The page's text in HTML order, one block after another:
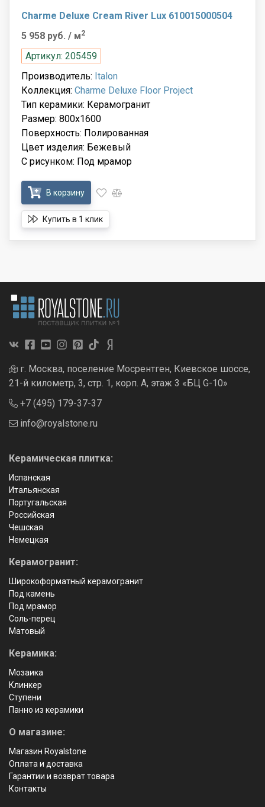
Charme Deluxe Cream River Lux 610015000504
5 958 руб. / м2
Артикул: 205459
Производитель: Italon
Коллекция: Charme Deluxe Floor Project
Тип керамики: Керамогранит
Размер: 800x1600
Поверхность: Полированная
Цвет изделия: Бежевый
С рисунком: Под мрамор
В корзину
Купить в 1 клик
г. Москва, поселение Мосрентген, Киевское шоссе,
21-й километр, 3, стр. 1, корп. А, этаж 3 «БЦ G-10»
+7 (495) 179-37-37
info@royalstone.ru
Керамическая плитка:
Испанская
Итальянская
Португальская
Российская
Чешская
Немецкая
Керамогранит:
Широкоформатный керамогранит
Под камень
Под мрамор
Соль-перец
Матовый
Керамика:
Мозаика
Клинкер
Ступени
Панно из керамики
О магазине:
Магазин Royalstone
Оплата и доставка
Гарантии и возврат товара
Контакты